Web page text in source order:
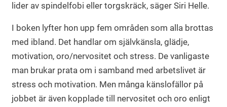
lider av spindelfobi eller torgskräck, säger Siri Helle.
I boken lyfter hon upp fem områden som alla brottas
med ibland. Det handlar om självkänsla, glädje,
motivation, oro/nervositet och stress. De vanligaste
man brukar prata om i samband med arbetslivet är
stress och motivation. Men många känslofällor på
jobbet är även kopplade till nervositet och oro enligt